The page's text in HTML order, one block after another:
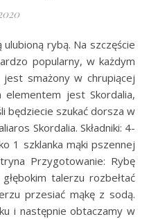
popularny, w każdym
smażony w chrupiącej
elementem jest Skordalia,
będziecie szukać dorsza w
Skordalia. Składniki: 4-
1 szklanka mąki pszennej
Przygotowanie: Rybę
talerzu rozbełtać
przesiać mąkę z sodą.
i następnie obtaczamy w